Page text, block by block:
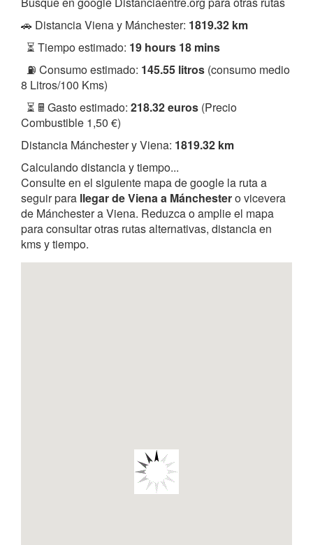
🚗 Distancia Viena y Mánchester: 1819.32 km
⏳ Tiempo estimado: 19 hours 18 mins
⛽ Consumo estimado: 145.55 litros (consumo medio
8 Litros/100 Kms)
⏳ 🖩 Gasto estimado: 218.32 euros (Precio
Combustible 1,50 €)
Distancia Mánchester y Viena: 1819.32 km
Calculando distancia y tiempo...
Consulte en el siguiente mapa de google la ruta a
seguir para llegar de Viena a Mánchestero vicevera
de Mánchester a Viena. Reduzca o amplie el mapa
para consultar otras rutas alternativas, distancia en
kms y tiempo.